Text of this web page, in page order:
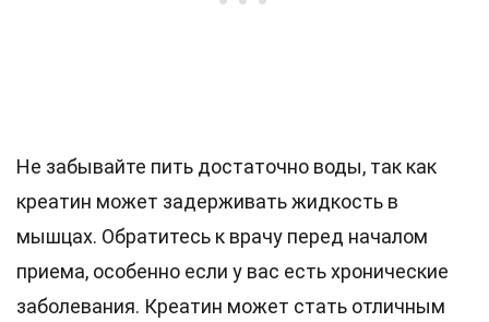
Не забывайте пить достаточно воды, так как
креатин может задерживать жидкость в
мышцах. Обратитесь к врачу перед началом
приема, особенно если у вас есть хронические
заболевания. Креатин может стать отличным